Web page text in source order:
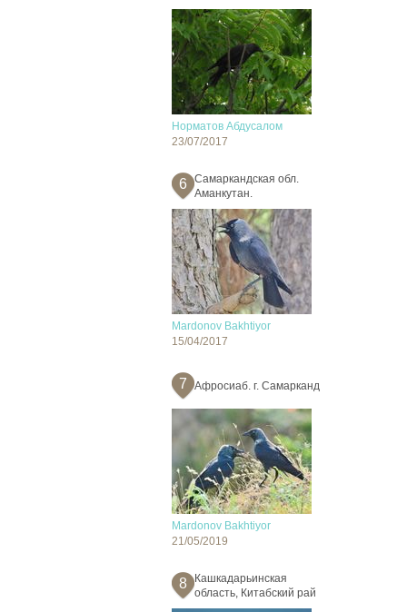
Норматов Абдусалом
23/07/2017
6
Самаркандская обл.
Аманкутан.
Mardonov Bakhtiyor
15/04/2017
7 Афросиаб. г. Самарканд
Mardonov Bakhtiyor
21/05/2019
8
Кашкадарьинская
область, Китабский рай